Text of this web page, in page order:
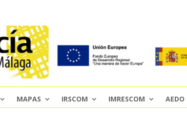
MAPAS IRSCOM IMRESCOM AEDO